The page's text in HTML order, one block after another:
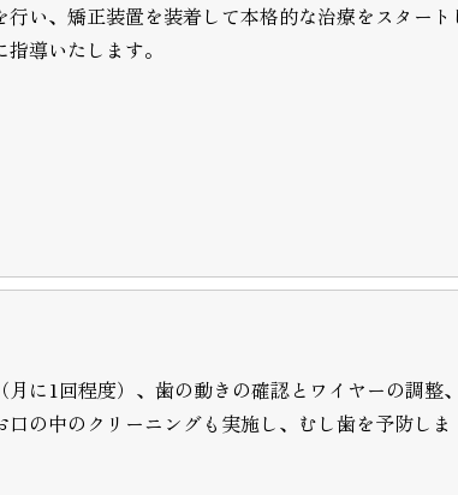
い、矯正装置を装着して本格的な治療をスタート
導いたします。
に1回程度）、歯の動きの確認とワイヤーの調整
の中のクリーニングも実施し、むし歯を予防しま